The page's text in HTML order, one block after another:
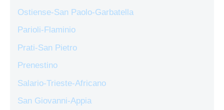
Ostiense-San Paolo-Garbatella
Parioli-Flaminio
Prati-San Pietro
Prenestino
Salario-Trieste-Africano
San Giovanni-Appia